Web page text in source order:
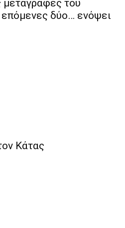
μεταγραφές του
επόμενες δύο… ενόψει
Κάτας